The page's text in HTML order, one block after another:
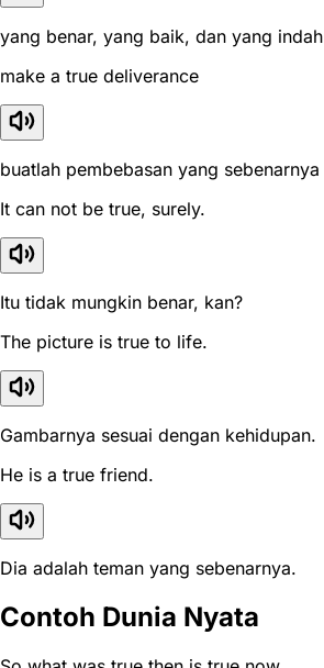
yang benar, yang baik, dan yang indah
make a true deliverance
buatlah pembebasan yang sebenarnya
It can not be true, surely.
Itu tidak mungkin benar, kan?
The picture is true to life.
Gambarnya sesuai dengan kehidupan.
He is a true friend.
Dia adalah teman yang sebenarnya.
Contoh Dunia Nyata